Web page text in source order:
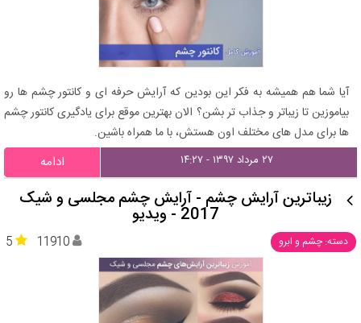
آیا شما هم همیشه به فکر این بودین که آرایش حرفه ای و کانتور چشم ها رو
بیاموزین تا زیباتر و جذاب تر بشن؟ الان بهترین موقع برای یادگیری کانتور چشم
ها برای مدل های مختلف اون هستش، با ما همراه باشین.
۲۷ مرداد ۱۳۹۷ - ۱۴:۲۷ ادامه
زیباترین آرایش چشم - آرایش چشم مجلسی و شیک
2017 - ویدیو
دسته: چشم و ابرو 5 11910